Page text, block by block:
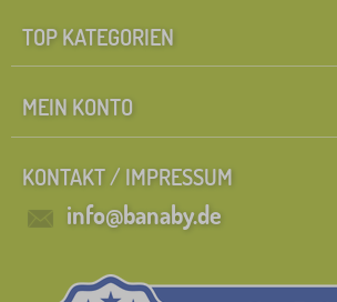
TOP KATEGORIEN
MEIN KONTO
KONTAKT / IMPRESSUM
info@banaby.de